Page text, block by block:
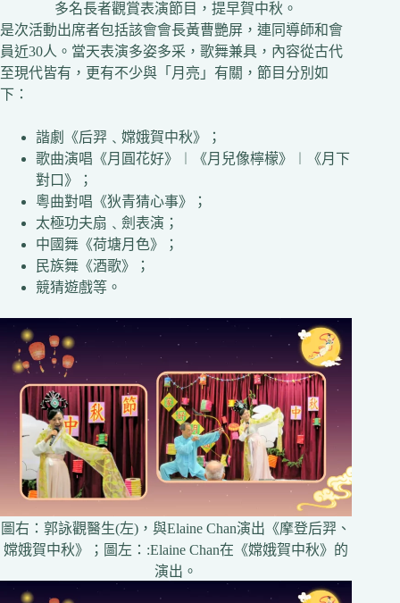
多名長者觀賞表演節目，提早賀中秋。
是次活動出席者包括該會會長黃曹艷屏，連同導師和會
員近30人。當天表演多姿多采，歌舞兼具，內容從古代
至現代皆有，更有不少與「月亮」有關，節目分別如
下：
諧劇《后羿﹑嫦娥賀中秋》；
歌曲演唱《月圓花好》︱《月兒像檸檬》︱《月下
對口》；
粵曲對唱《狄青猜心事》；
太極功夫扇﹑劍表演；
中國舞《荷塘月色》；
民族舞《酒歌》；
競猜遊戲等。
圖右：郭詠觀醫生(左)，與Elaine Chan演出《摩登后羿、
嫦娥賀中秋》；圖左：:Elaine Chan在《嫦娥賀中秋》的
演出。